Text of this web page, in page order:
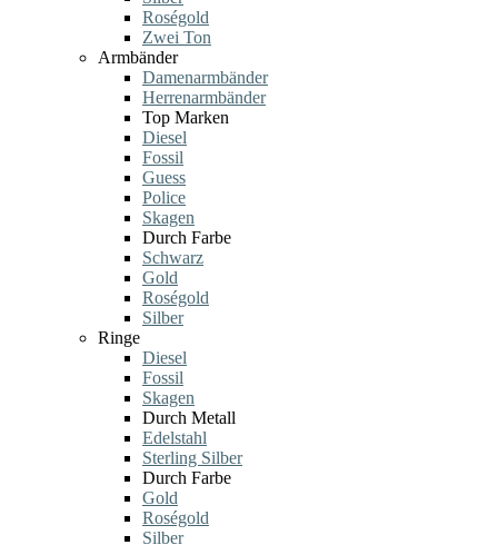
Roségold
Zwei Ton
Armbänder
Damenarmbänder
Herrenarmbänder
Top Marken
Diesel
Fossil
Guess
Police
Skagen
Durch Farbe
Schwarz
Gold
Roségold
Silber
Ringe
Diesel
Fossil
Skagen
Durch Metall
Edelstahl
Sterling Silber
Durch Farbe
Gold
Roségold
Silber